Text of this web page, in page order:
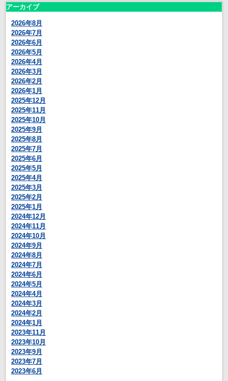
アーカイブ
2026年8月
2026年7月
2026年6月
2026年5月
2026年4月
2026年3月
2026年2月
2026年1月
2025年12月
2025年11月
2025年10月
2025年9月
2025年8月
2025年7月
2025年6月
2025年5月
2025年4月
2025年3月
2025年2月
2025年1月
2024年12月
2024年11月
2024年10月
2024年9月
2024年8月
2024年7月
2024年6月
2024年5月
2024年4月
2024年3月
2024年2月
2024年1月
2023年11月
2023年10月
2023年9月
2023年7月
2023年6月